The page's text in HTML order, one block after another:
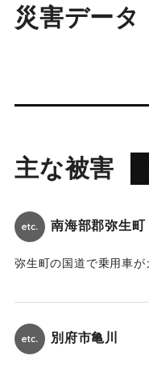
災害データ
主な被害
南海部郡弥生町
弥生町の国道で乗用車
別府市亀川